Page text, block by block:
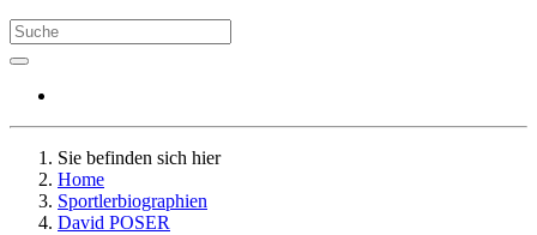
Sie befinden sich hier
Home
Sportlerbiographien
David POSER